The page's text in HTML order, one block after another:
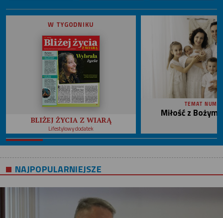
W TYGODNIKU
BLIŻEJ ŻYCIA Z WIARĄ
Lifestylowy dodatek
TEMAT
Miłość z
NAJPOPULARNIEJSZE